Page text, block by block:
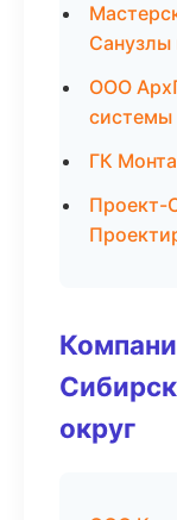
Санузлы
ООО
системы
ГК
Проект-
округ